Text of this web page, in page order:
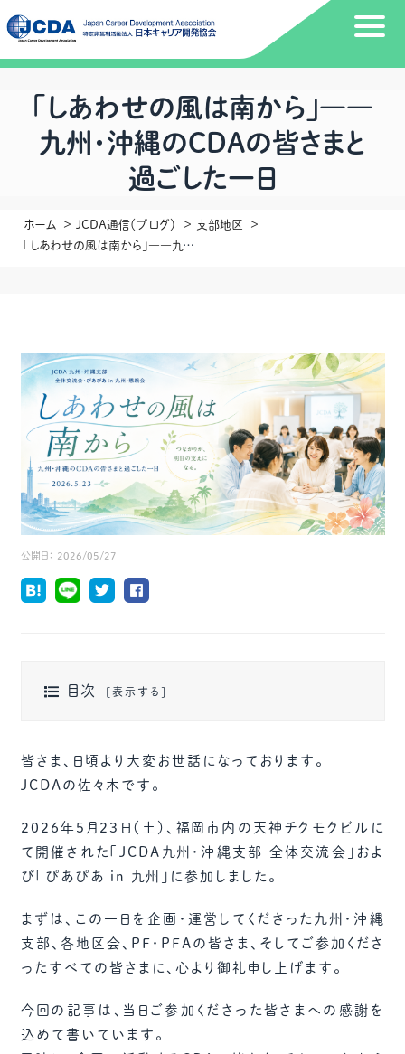
「しあわせの風は南から」――
九州・沖縄のCDAの皆さまと
過ごした一日
ホーム JCDA通信（ブログ）
支部地区
「しあわせの風は南から」――九州・沖縄のCDAの皆さまと過ごした一日
公開日： 2026/05/27
目次
皆さま、日頃より大変お世話になっております。
JCDAの佐々木です。
2026年5月23日（土）、福岡市内の天神チクモクビルに
て開催された「JCDA九州・沖縄支部 全体交流会」およ
び「ぴあぴあ in 九州」に参加しました。
まずは、この一日を企画・運営してくださった九州・沖縄
支部、各地区会、PF・PFAの皆さま、そしてご参加くださ
ったすべての皆さまに、心より御礼申し上げます。
今回の記事は、当日ご参加くださった皆さまへの感謝を
込めて書いています。